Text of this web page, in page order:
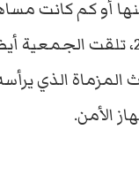
أو كم كانت
المزماة الذي
الأمن.